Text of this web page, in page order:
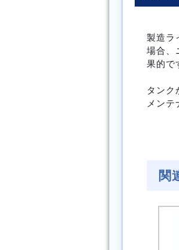
製造ラ
場合、
果的で
タンク
メンテ
関